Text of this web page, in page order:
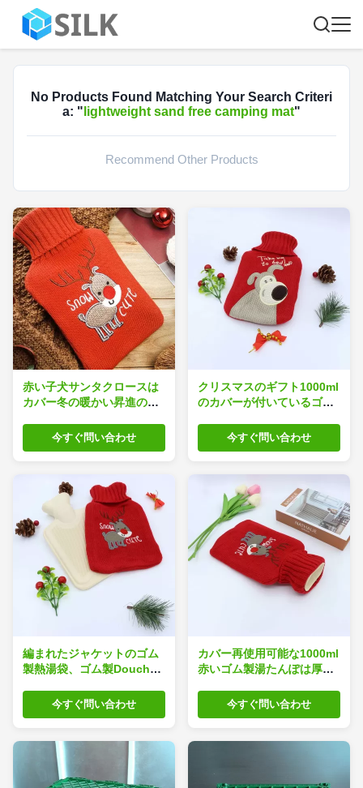
No Products Found Matching Your Search Criteri
a: " lightweight sand free camping mat"
Recommend Other Products
赤い子犬サンタクロースは
カバー冬の暖かい昇進のた
今すぐ問い合わせ
クリスマスのギフト1000ml
のカバーが付いているゴム
今すぐ問い合わせ
編まれたジャケットのゴム
製熱湯袋、ゴム製Douche
今すぐ問い合わせ
カバー再使用可能な1000ml
赤いゴム製湯たんぽは厚く
今すぐ問い合わせ